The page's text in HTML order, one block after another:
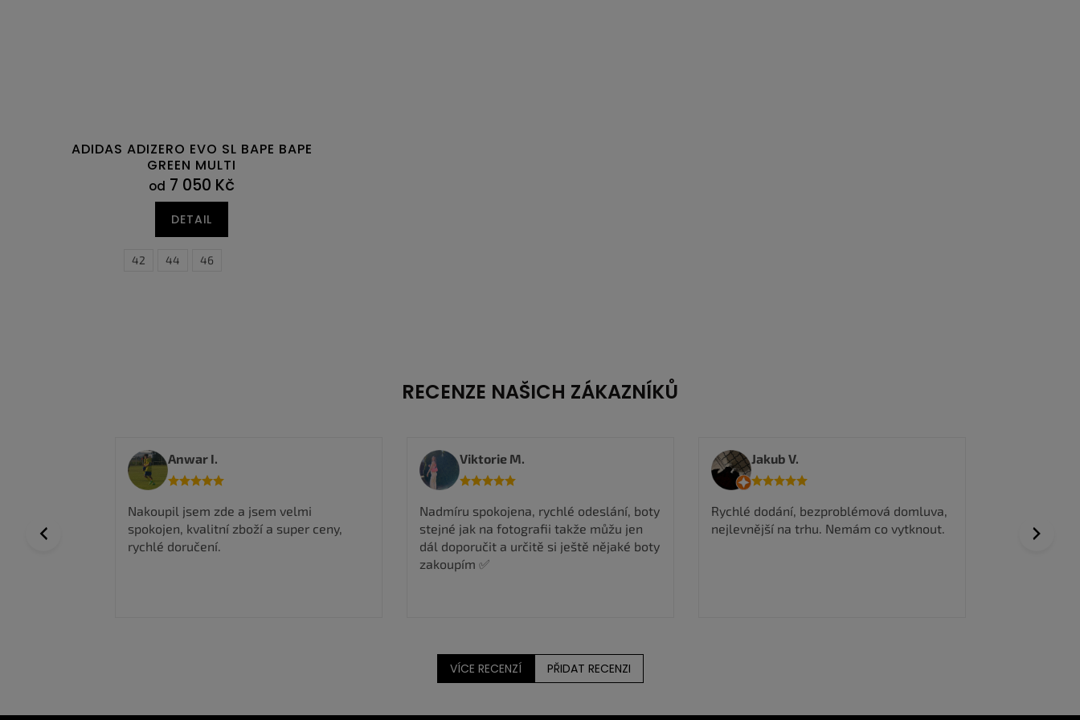
ADIDAS ADIZERO EVO SL BAPE BAPE
GREEN MULTI
od 7 050 Kč
DETAIL
42 44 46
RECENZE NAŠICH ZÁKAZNÍKŮ
Previous
Anwar I.
Nakoupil jsem zde a jsem velmi
spokojen, kvalitní zboží a super ceny,
rychlé doručení.
Viktorie M.
Nadmíru spokojena, rychlé odeslání, boty
stejné jak na fotografii takže můžu jen
dál doporučit a určitě si ještě nějaké boty
zakoupím ✅
Jakub V.
Rychlé dodání, bezproblémová domluva,
nejlevnější na trhu. Nemám co vytknout.
vyřízení
Dobrá
Next
VÍCE RECENZÍ PŘIDAT RECENZI